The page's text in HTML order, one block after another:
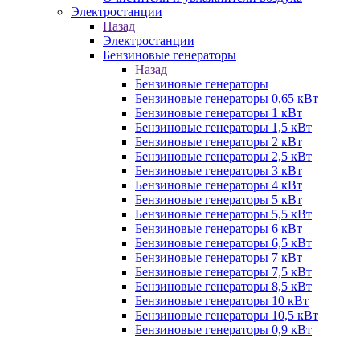
Электростанции
Назад
Электростанции
Бензиновые генераторы
Назад
Бензиновые генераторы
Бензиновые генераторы 0,65 кВт
Бензиновые генераторы 1 кВт
Бензиновые генераторы 1,5 кВт
Бензиновые генераторы 2 кВт
Бензиновые генераторы 2,5 кВт
Бензиновые генераторы 3 кВт
Бензиновые генераторы 4 кВт
Бензиновые генераторы 5 кВт
Бензиновые генераторы 5,5 кВт
Бензиновые генераторы 6 кВт
Бензиновые генераторы 6,5 кВт
Бензиновые генераторы 7 кВт
Бензиновые генераторы 7,5 кВт
Бензиновые генераторы 8,5 кВт
Бензиновые генераторы 10 кВт
Бензиновые генераторы 10,5 кВт
Бензиновые генераторы 0,9 кВт